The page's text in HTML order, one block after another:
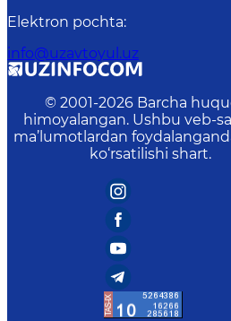
Elektron pochta:
info@uzavtoyul.uz
© 2001-2026 Barcha
himoyalangan. Ushbu veb-
ma’lumotlardan
ko‘rsatilishi shart.